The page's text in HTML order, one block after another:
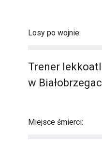
Losy po wojnie:
Trener
w
Miejsce śmierci: